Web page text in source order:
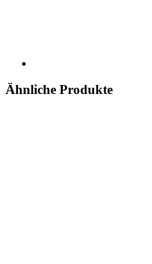
Ähnliche Produkte